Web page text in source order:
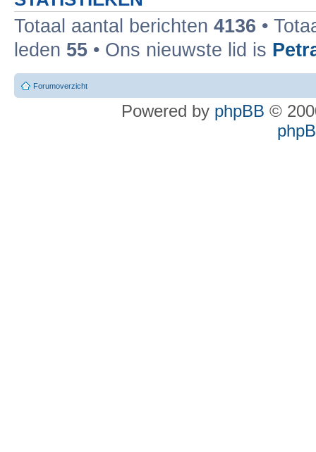
Totaal aantal berichten 4136 •
leden 55 • Ons nieuwste lid is
Forumoverzicht
Powered by phpBB ©